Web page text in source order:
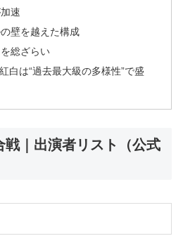
速
壁を越えた構成
総ざらい
白は“過去最大級の多様性”で盛
｜出演者リスト（公式